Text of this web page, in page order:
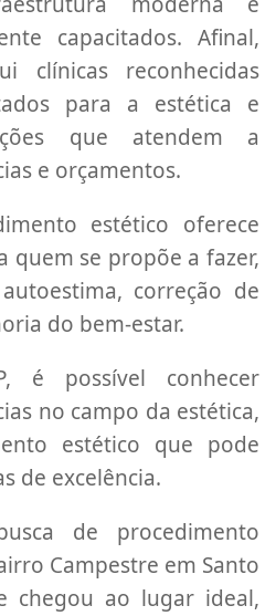
capacitados. Afinal,
clínicas reconhecidas
para a estética e
que atendem a
e orçamentos.
estético oferece
quem se propõe a fazer,
correção de
do bem-estar.
é possível conhecer
no campo da estética,
estético que pode
de excelência.
de procedimento
Campestre em Santo
chegou ao lugar ideal,